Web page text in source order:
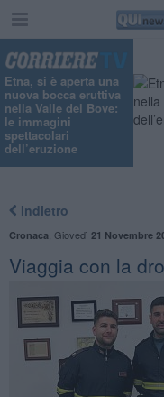
Etna, si è aperta una
nuova bocca eruttiva
nella Valle del Bove:
le immagini
spettacolari
dell’eruzione
Indietro
Cronaca Giovedì 21 Novembre
Viaggia con la